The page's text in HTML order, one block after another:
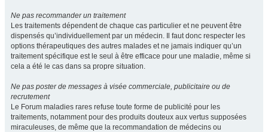
Ne pas recommander un traitement
Les traitements dépendent de chaque cas particulier et ne peuvent être
dispensés qu’individuellement par un médecin. Il faut donc respecter les
options thérapeutiques des autres malades et ne jamais indiquer qu’un
traitement spécifique est le seul à être efficace pour une maladie, même si
cela a été le cas dans sa propre situation.
Ne pas poster de messages à visée commerciale, publicitaire ou de
recrutement
Le Forum maladies rares refuse toute forme de publicité pour les
traitements, notamment pour des produits douteux aux vertus supposées
miraculeuses, de même que la recommandation de médecins ou